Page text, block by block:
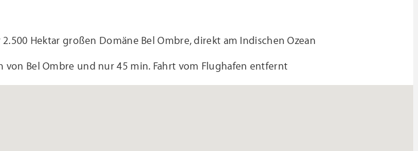
Hektar großen Domäne Bel Ombre, direkt am Indischen Ozean
von Bel Ombre und nur 45 min. Fahrt vom Flughafen entfernt